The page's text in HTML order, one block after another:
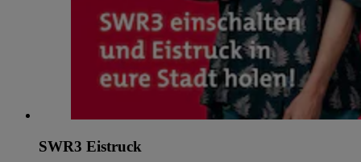
SWR3 Eistruck